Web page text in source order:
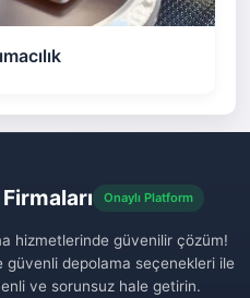
Onaylı Platform
hizmetlerinde güvenilir çözüm!
güvenli depolama seçenekleri ile
ve sorunsuz hale getirin.